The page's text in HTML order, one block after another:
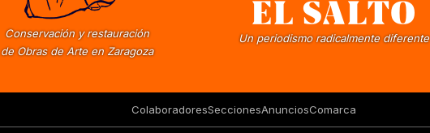
Conservación y restauración
de Obras de Arte en Zaragoza
Un periodismo radicalmente diferente
ColaboradoresSeccionesAnunciosComarca